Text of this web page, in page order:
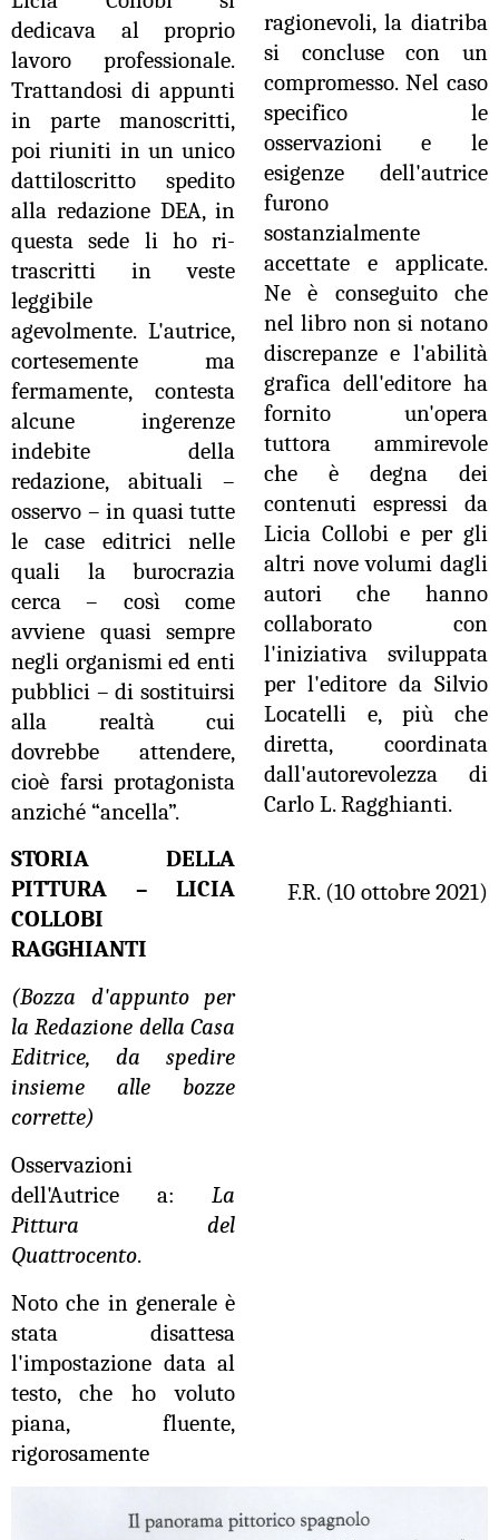
dedicava al proprio
lavoro professionale.
Trattandosi di appunti
in parte manoscritti,
poi riuniti in un unico
dattiloscritto spedito
alla redazione DEA, in
questa sede li ho ri-
trascritti in veste
leggibile
agevolmente.L'autrice,
cortesemente ma
fermamente, contesta
alcune ingerenze
indebite della
redazione, abituali –
osservo – in quasi tutte
le case editrici nelle
quali la burocrazia
cerca – così come
avviene quasi sempre
negli organismi ed enti
pubblici – di sostituirsi
alla realtà cui
dovrebbe attendere,
cioè farsi protagonista
anziché “ancella”.
STORIA DELLA
PITTURA – LICIA
COLLOBI
RAGGHIANTI
(Bozza d'appunto per
la Redazione della Casa
Editrice, da spedire
insieme alle bozze
corrette)
Osservazioni
dell'Autrice a:La
Pittura del
Quattrocento.
Noto che in generale è
stata disattesa
l'impostazione data al
testo, che ho voluto
piana, fluente,
rigorosamente
ragionevoli, la diatriba
si concluse con un
compromesso. Nel caso
specifico le
osservazioni e le
esigenze dell'autrice
furono
sostanzialmente
accettate e applicate.
Ne è conseguito che
nel libro non si notano
discrepanze e l'abilità
grafica dell'editore ha
fornito un'opera
tuttora ammirevole
che è degna dei
contenuti espressi da
Licia Collobi e per gli
altri nove volumi dagli
autori che hanno
collaborato con
l'iniziativa sviluppata
per l'editore da Silvio
Locatelli e, più che
diretta, coordinata
dall'autorevolezza di
Carlo L. Ragghianti.
F.R. (10 ottobre 2021)